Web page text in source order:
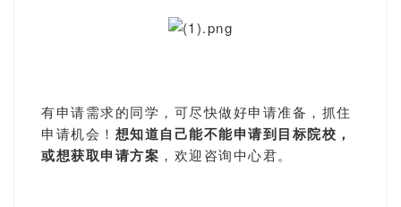
有申请需求的同学，可尽快做好申请准备，抓住
申请机会！ 想知道自己能不能申请到目标院校，
或想获取申请方案 ，欢迎咨询中心君。